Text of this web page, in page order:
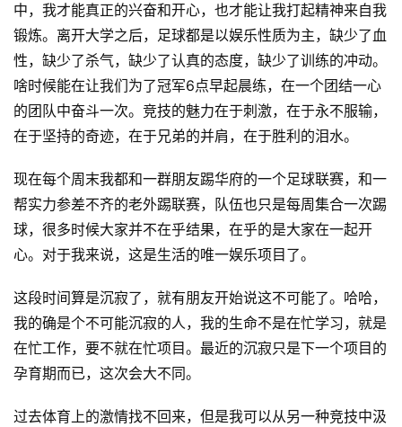
中，我才能真正的兴奋和开心，也才能让我打起精神来自我
锻炼。离开大学之后，足球都是以娱乐性质为主，缺少了血
性，缺少了杀气，缺少了认真的态度，缺少了训练的冲动。
啥时候能在让我们为了冠军6点早起晨练，在一个团结一心
的团队中奋斗一次。竞技的魅力在于刺激，在于永不服输，
在于坚持的奇迹，在于兄弟的并肩，在于胜利的泪水。
现在每个周末我都和一群朋友踢华府的一个足球联赛，和一
帮实力参差不齐的老外踢联赛，队伍也只是每周集合一次踢
球，很多时候大家并不在乎结果，在乎的是大家在一起开
心。对于我来说，这是生活的唯一娱乐项目了。
这段时间算是沉寂了，就有朋友开始说这不可能了。哈哈，
我的确是个不可能沉寂的人，我的生命不是在忙学习，就是
在忙工作，要不就在忙项目。最近的沉寂只是下一个项目的
孕育期而已，这次会大不同。
过去体育上的激情找不回来，但是我可以从另一种竞技中汲